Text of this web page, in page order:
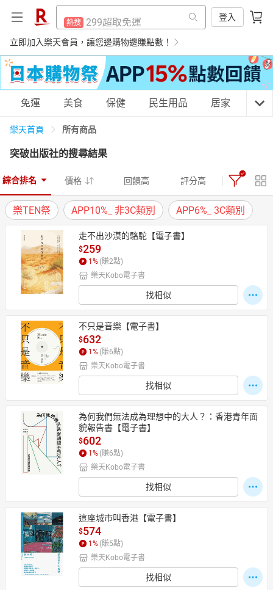
熱搜 299超取免運
熱搜 防颱專區
熱搜 床架
熱搜 吹風機
抽7777點
熱搜 熱門飯店推薦
登入
立即加入樂天會員，讓您邊購物邊賺點數！
熱搜 防颱專區
床架
熱搜 吹風機
熱搜 平板電腦
熱搜 電子閱讀器
熱搜 微波爐
熱搜 抽7777點
熱搜 熱門飯店推薦
購物網分類
居家生活 3C家電 運動休閒 親子玩具
女裝 男裝
日本購物 電子/紙本書
HOT
免運 美食 保健 民生用品 居家 3C
樂天首頁 所有商品
突破出版社的搜尋結果
綜合排名 價格 回饋高 評分高
樂TEN祭 APP10%_ 非3C類別 APP6%_ 3C類別
走不出沙漠的駱駝【電子書】
$259
1 % (賺2點)
樂天Kobo電子書
找相似
不只是音樂【電子書】
$632
1 % (賺6點)
樂天Kobo電子書
找相似
為何我們無法成為理想中的大人？：香港青年面
貌報告書【電子書】
$602
1 % (賺6點)
樂天Kobo電子書
找相似
這座城市叫香港【電子書】
$574
1 % (賺5點)
樂天Kobo電子書
找相似